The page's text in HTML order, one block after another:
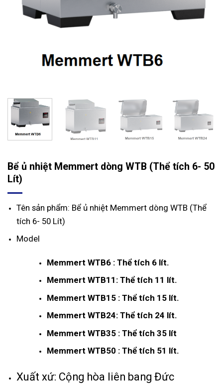
Bể ủ nhiệt Memmert dòng WTB (Thể tích 6- 50
Lít)
Tên sản phẩm: Bể ủ nhiệt Memmert dòng WTB (Thể
tích 6- 50 Lít)
Model
Memmert WTB6 : Thể tích 6 lít.
Memmert WTB11: Thể tích 11 lít.
Memmert WTB15 : Thể tích 15 lít.
Memmert WTB24: Thể tích 24 lít.
Memmert WTB35 : Thể tích 35 lít
Memmert WTB50 : Thể tích 51 lít.
Xuất xứ: Cộng hòa liên bang Đức